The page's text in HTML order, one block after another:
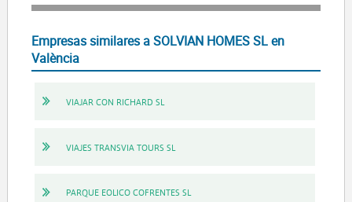
Empresas similares a SOLVIAN HOMES SL en
València
VIAJAR CON RICHARD SL
VIAJES TRANSVIA TOURS SL
PARQUE EOLICO COFRENTES SL